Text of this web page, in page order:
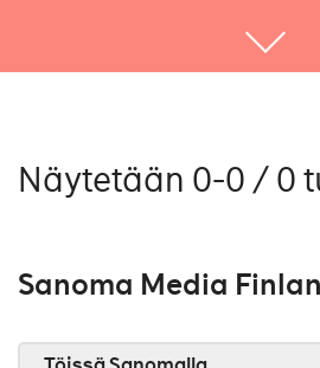
Näytetään 0-0 / 0
Sanoma Media